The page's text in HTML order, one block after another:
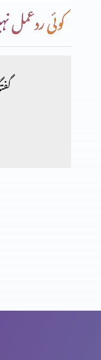
کوئی ردعمل